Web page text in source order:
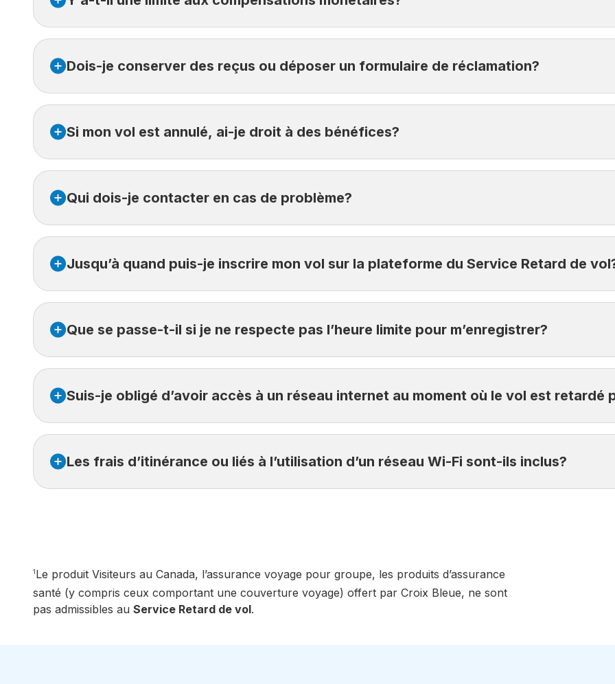
enregistrement.
Dois-je conserver des reçus ou déposer un formulaire de réclamation?
Si mon vol est annulé, ai-je droit à des bénéfices?
Le service est fait pour vous offrir un accompagnement en cas de retard de vol uniquement.
Qui dois-je contacter en cas de problème?
Jusqu’à quand puis-je inscrire mon vol sur la plateforme du Service Retard de
Que se passe-t-il si je ne respecte pas l’heure limite pour m’enregistrer?
Suis-je obligé d’avoir accès à un réseau internet au moment où le vol est
messagerie texte (SMS) et courriel.
Les frais d’itinérance ou liés à l’utilisation d’un réseau Wi-Fi sont-ils inclus?
1 Le produit Visiteurs au Canada, l’assurance voyage pour groupe, les produits d’assurance
santé (y compris ceux comportant une couverture voyage) offert par Croix Bleue, ne sont
pas admissibles au Service Retard de vol.